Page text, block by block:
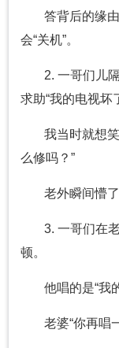
答背后的缘
会“关机”。
2. 一哥们儿
求助“我的电视坏
我当时就想
么修吗？”
老外瞬间懵了
3. 一哥们在
顿。
他唱的是“
老婆“你再唱